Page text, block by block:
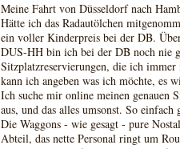
Meine Fahrt von Düsseldorf nach
Hätte ich das Radautölchen
ein voller Kinderpreis bei der DB.
DUS-HH bin ich bei der DB noch nie
Sitzplatzreservierungen, die ich
kann ich angeben was ich möchte, es
Ich suche mir online meinen genauen
aus, und das alles umsonst. So einfach
Die Waggons - wie gesagt - pure
Abteil, das nette Personal ringt um